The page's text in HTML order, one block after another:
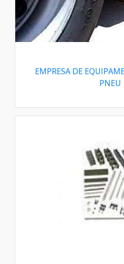
EMPRESA DE
PNEU